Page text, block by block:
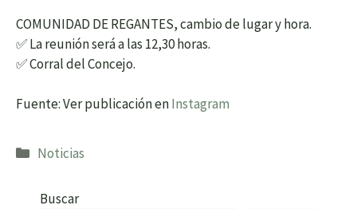
COMUNIDAD DE REGANTES, cambio de lugar y hora.
✅ La reunión será a las 12,30 horas.
✅ Corral del Concejo.
Fuente: Ver publicación enInstagram
Categorías
Noticias
Buscar